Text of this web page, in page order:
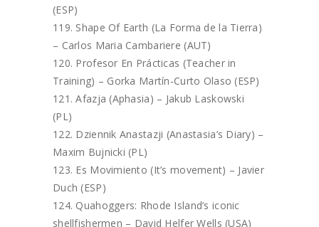
(ESP)
Shape Of Earth (La Forma de la Tierra)
– Carlos Maria Cambariere (AUT)
Profesor En Prácticas (Teacher in
Training) – Gorka Martín-Curto Olaso (ESP)
Afazja (Aphasia) – Jakub Laskowski
(PL)
Dziennik Anastazji (Anastasia’s Diary) –
Maxim Bujnicki (PL)
Es Movimiento (It’s movement) – Javier
Duch (ESP)
Quahoggers: Rhode Island’s iconic
shellfishermen – David Helfer Wells (USA)